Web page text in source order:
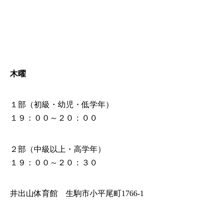
木曜
１部（初級・幼児・低学年）
１９：００～２０：００
２部（中級以上・高学年）
１９：００～２０：３０
井出山体育館 生駒市小平尾町1766-1